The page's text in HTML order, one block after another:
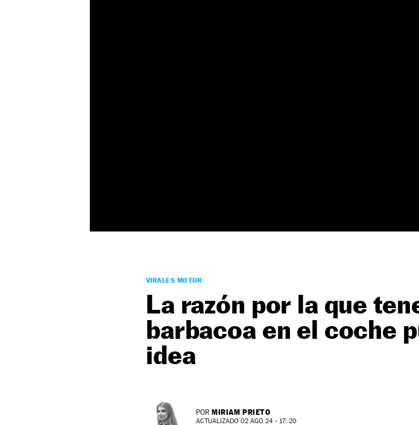
VIRALES MOTOR
La razón por la que
barbacoa en el coche
idea
POR MIRIAM PRIETO
ACTUALIZADO 02 AGO 24 - 17: 20